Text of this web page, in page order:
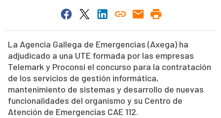
La Agencia Gallega de Emergencias (Axega) ha
adjudicado a una UTE formada por las empresas
Telemark y Proconsi el concurso para la contratación
de los servicios de gestión informática,
mantenimiento de sistemas y desarrollo de nuevas
funcionalidades del organismo y su Centro de
Atención de Emergencias CAE 112.